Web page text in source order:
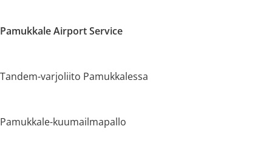
Pamukkale Airport Service
Tandem-varjoliito Pamukkalessa
Pamukkale-kuumailmapallo